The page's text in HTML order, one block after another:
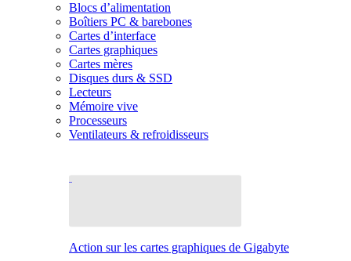
Blocs d’alimentation
Boîtiers PC & barebones
Cartes d’interface
Cartes graphiques
Cartes mères
Disques durs & SSD
Lecteurs
Mémoire vive
Processeurs
Ventilateurs & refroidisseurs
Action sur les cartes graphiques de Gigabyte